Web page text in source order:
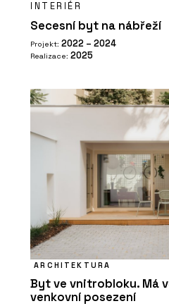
INTERIÉR
Secesní byt na nábřeží
Projekt: 2022 – 2024
Realizace: 2025
ARCHITEKTURA
Byt ve vnitrobloku. Má
venkovní posezení